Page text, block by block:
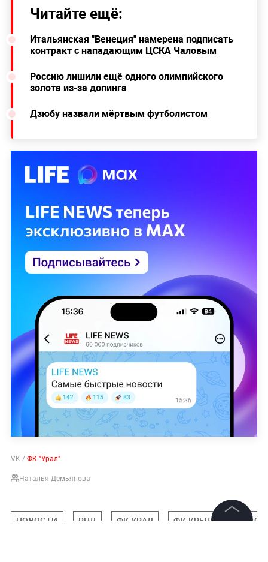
Читайте ещё:
Итальянская "Венеция" намерена подписать
контракт с нападающим ЦСКА Чаловым
Россию лишили ещё одного олимпийского
золота из-за допинга
Дзюбу назвали мёртвым футболистом
VK /ФК "Урал"
Наталья Демьянова
НОВОСТИ РПЛ ФК УРАЛ ФК КРЫЛЬЯ СОВЕТОВ